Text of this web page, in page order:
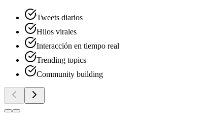
Tweets diarios
Hilos virales
Interacción en tiempo real
Trending topics
Community building